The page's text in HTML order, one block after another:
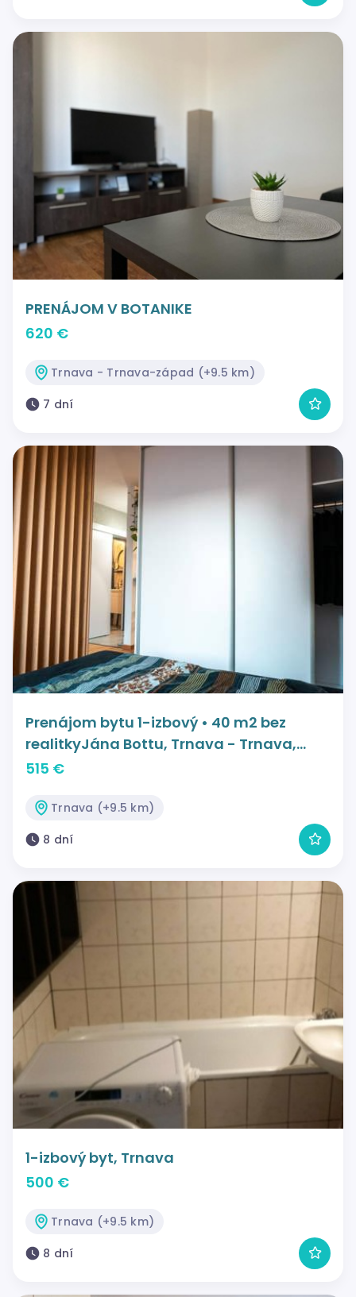
PRENÁJOM V BOTANIKE
620 €
Trnava - Trnava-západ (+9.5 km)
7 dní
Prenájom bytu 1-izbový • 40 m2 bez
realitkyJána Bottu, Trnava - Trnava,
Trnavský kraj
515 €
Trnava (+9.5 km)
8 dní
1-izbový byt, Trnava
500 €
Trnava (+9.5 km)
8 dní